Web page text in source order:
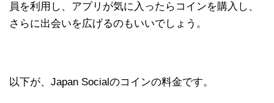
員を利用し、アプリが気に入ったらコインを購入し、
さらに出会いを広げるのもいいでしょう。
以下が、Japan Socialのコインの料金です。